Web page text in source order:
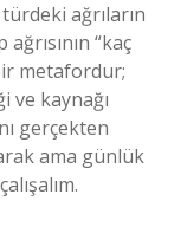
ağrıların
“kaç
metafordur;
ve kaynağı
gerçekten
ama günlük